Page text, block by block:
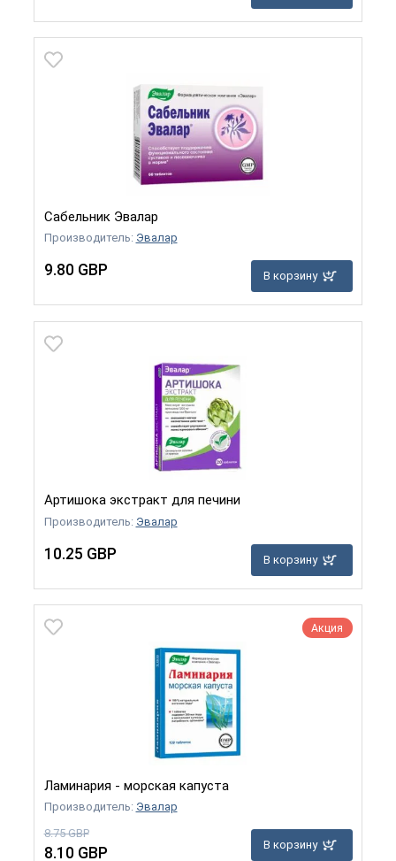
Сабельник Эвалар
Производитель: Эвалар
9.80 GBP В корзину
Артишока экстракт для печини
Производитель: Эвалар
10.25 GBP В корзину
Акция
Ламинария - морская капуста
Производитель: Эвалар
8.75 GBP
8.10 GBP В корзину